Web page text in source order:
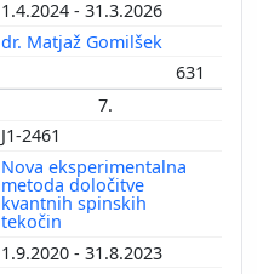
1.4.2024 - 31.3.2026
dr. Matjaž Gomilšek
631
7.
J1-2461
Nova eksperimentalna
metoda določitve
kvantnih spinskih
tekočin
1.9.2020 - 31.8.2023